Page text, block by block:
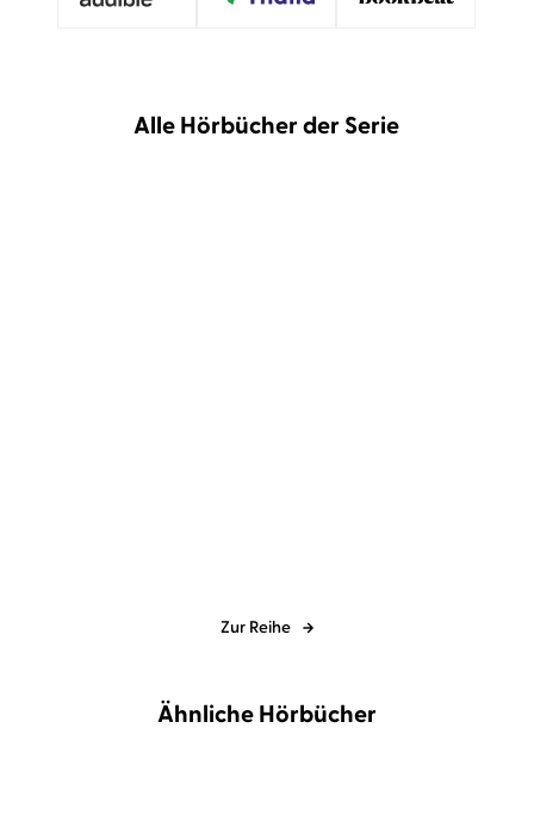
Alle Hörbücher der Serie
Zur Reihe
Ähnliche Hörbücher